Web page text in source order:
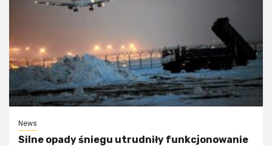
News
Silne opady śniegu utrudniły funkcjonowanie